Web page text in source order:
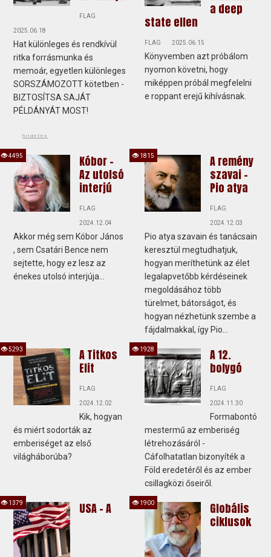
FLAG
2025.06.18
Hat különleges és rendkívül
ritka forrásmunka és
memoár, egyetlen különleges
SORSZÁMOZOTT kötetben -
BIZTOSÍTSA SAJÁT
PÉLDÁNYÁT MOST!
a deep
state ellen
FLAG 2025.06.15
Könyvemben azt próbálom
nyomon követni, hogy
miképpen próbál megfelelni
e roppant erejű kihívásnak.
hirdetés
Kóbor -
Az utolsó
interjú
FLAG
2024.12.04
Akkor még sem Kóbor János
, sem Csatári Bence nem
sejtette, hogy ez lesz az
énekes utolsó interjúja...
4495
A remény
szavai -
Pio atya
FLAG
2024.12.03
Pio atya szavain és tanácsain
keresztül megtudhatjuk,
hogyan meríthetünk az élet
legalapvetőbb kérdéseinek
megoldásához több
türelmet, bátorságot, és
hogyan nézhetünk szembe a
fájdalmakkal, így Pio...
1815
A Titkos
Elit
FLAG
2024.12.02
Kik, hogyan
és miért sodorták az
emberiséget az első
világháborúba?
5293
A 12.
bolygó
FLAG
2024.11.30
Formabontó
mestermű az emberiség
létrehozásáról -
Cáfolhatatlan bizonyíték a
Föld eredetéről és az ember
csillagközi őseiről.
1928
USA - A
1379
Globális
ciklusok
1900